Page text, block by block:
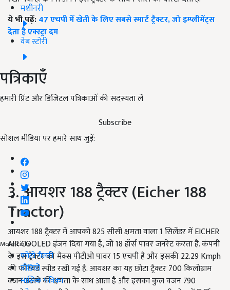
मशीनरी
वेब स्टोरी
पत्रिकाएँ
हमारी प्रिंट और डिजिटल पत्रिकाओं की सदस्यता लें
Subscribe
सोशल मीडिया पर हमारे साथ जुड़ें:
More Links
फोटो गैलरी
वीडियो
मासिक पत्रिका
ये भी पढ़ें:47 एचपी में खेती के लिए सबसे स्मार्ट ट्रैक्टर, जो इम्प्लीमेंट्स
देता है एक्स्ट्रा दम
3. आयशर 188 ट्रैक्टर (Eicher 188
Tractor)
आयशर 188 ट्रैक्टर में आपको 825 सीसी क्षमता वाला 1 सिलेंडर में EICHER
AIR COOLED इंजन दिया गया है, जो 18 हॉर्स पावर जनरेट करता है. कंपनी
के इस ट्रैक्टर की मैक्स पीटीओ पावर 15 एचपी है और इसकी 22.29 Kmph
की फॉरवर्ड स्पीड रखी गई है. आयशर का यह छोटा ट्रैक्टर 700 किलोग्राम
वजन उठाने की क्षमता के साथ आता है और इसका कुल वजन 790